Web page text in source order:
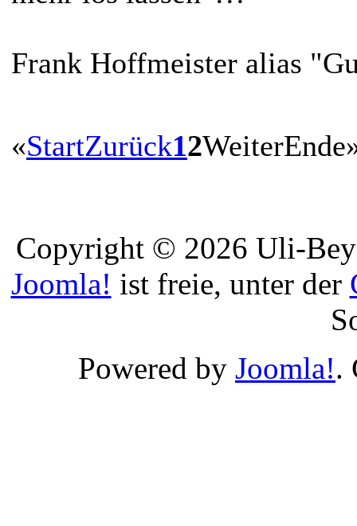
Frank Hoffmeister alias
«StartZurück12WeiterEnde
Copyright © 2026 Uli-
Joomla! ist freie, unter der
Powered by Joomla!.